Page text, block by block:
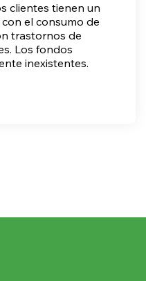
clientes tienen un
el consumo de
trastornos de
Los fondos
inexistentes.